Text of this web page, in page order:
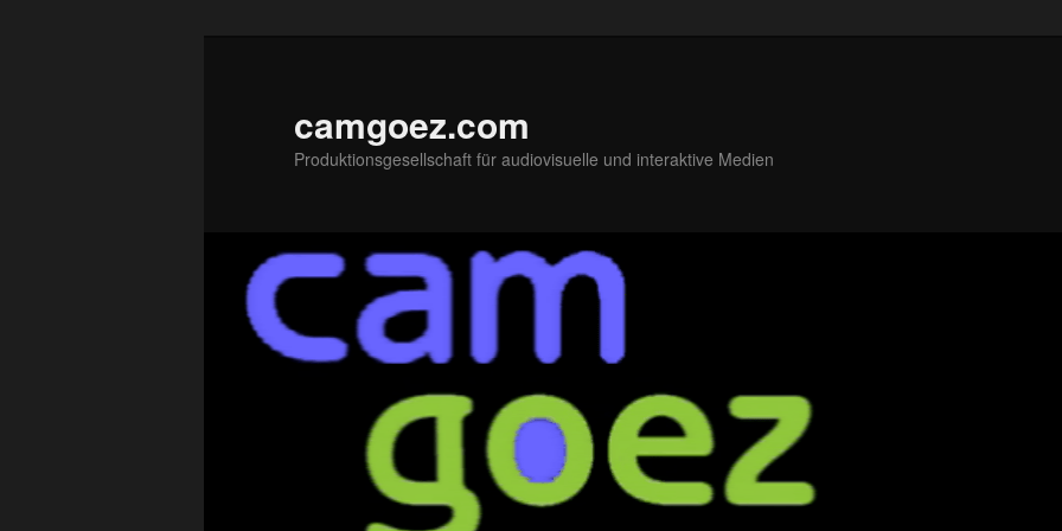
camgoez.com
Produktionsgesellschaft für audiovisuelle und interaktive Medien